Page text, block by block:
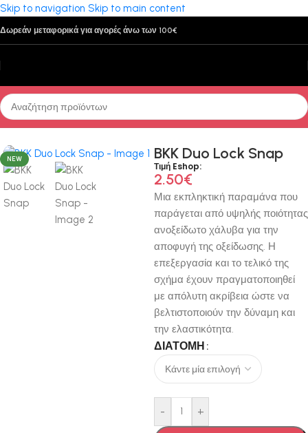
Skip to navigation Skip to main content
Δωρεάν μεταφορικά για αγορές άνω των 100€
σελίδα/Παρελκόμενα/Στριφτάρια - Παραμάνες - Κρίκοι - Χάντρες
NEW BKK Duo Lock Snap
Τιμή Eshop:
2.50€
Μια εκπληκτική παραμάνα που
παράγεται από υψηλής ποιότητας
ανοξείδωτο χάλυβα για την
αποφυγή της οξείδωσης. Η
επεξεργασία και το τελικό της
σχήμα έχουν πραγματοποιηθεί
με απόλυτη ακρίβεια ώστε να
βελτιστοποιούν την δύναμη και
την ελαστικότητα.
ΔΙΑΤΟΜΗ
- +